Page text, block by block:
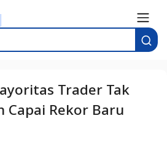
Trader Tak
Capai Rekor Baru